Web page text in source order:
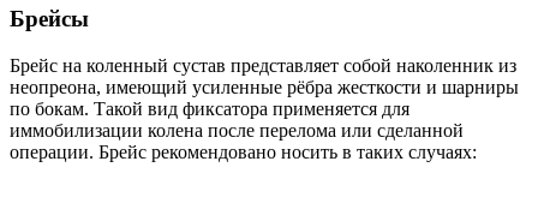
Брейсы
Брейс на коленный сустав представляет собой наколенник из
неопреона, имеющий усиленные рёбра жесткости и шарниры
по бокам. Такой вид фиксатора применяется для
иммобилизации колена после перелома или сделанной
операции. Брейс рекомендовано носить в таких случаях: